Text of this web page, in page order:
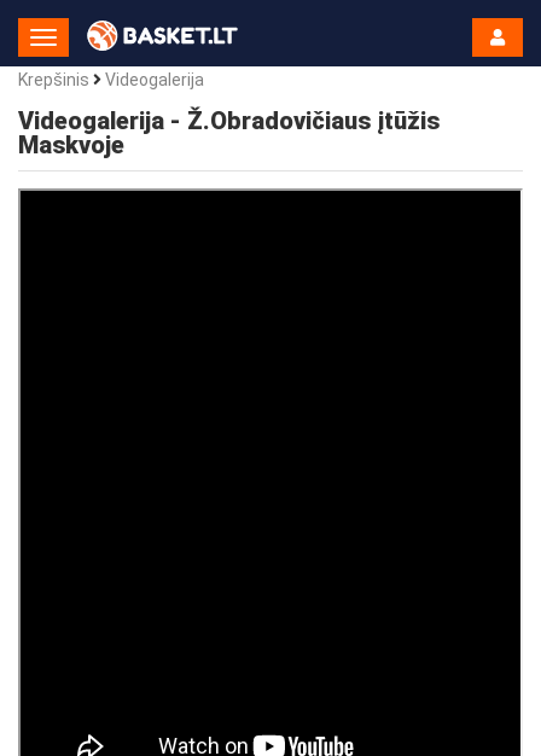
Toggle
Navigation
Krepšinis
Videogalerija
Videogalerija - Ž.Obradovičiaus įtūžis
Maskvoje